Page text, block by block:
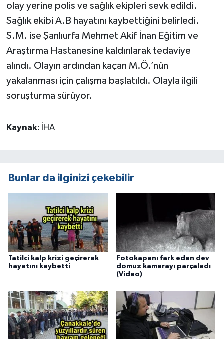
olay yerine polis ve sağlık ekipleri sevk edildi.
Sağlık ekibi A.B hayatını kaybettiğini belirledi.
S.M. ise Şanlıurfa Mehmet Akif İnan Eğitim ve
Araştırma Hastanesine kaldırılarak tedaviye
alındı. Olayın ardından kaçan M.Ö.’nün
yakalanması için çalışma başlatıldı. Olayla ilgili
soruşturma sürüyor.
Kaynak: İHA
Bunlar da ilginizi çekebilir
Tatilci kalp krizi geçirerek
hayatını kaybetti
Fotokapanı fark eden dev
domuz kamerayı parçaladı
(Video)